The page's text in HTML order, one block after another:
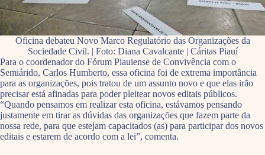
Oficina debateu Novo Marco Regulatório das Organizações da
Sociedade Civil. | Foto: Diana Cavalcante | Cáritas Piauí
Para o coordenador do Fórum Piauiense de Convivência com o
Semiárido, Carlos Humberto, essa oficina foi de extrema importância
para as organizações, pois tratou de um assunto novo e que elas irão
precisar está afinadas para poder pleitear novos editais públicos.
“Quando pensamos em realizar esta oficina, estávamos pensando
justamente em tirar as dúvidas das organizações que fazem parte da
nossa rede, para que estejam capacitados (as) para participar dos novos
editais e estarem de acordo com a lei”, comenta.